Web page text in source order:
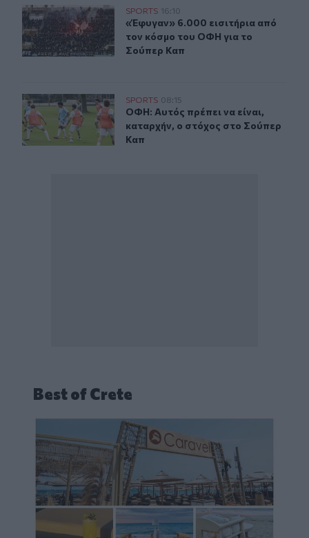
«Έφυγαν» 6.000 εισιτήρια από τον κόσμο του ΟΦΗ για
SPORTS 16:10
«Έφυγαν» 6.000 εισιτήρια από
«Έφυγαν» 6.000 εισιτήρια από
τον κόσμο του ΟΦΗ για το
Σούπερ Καπ
ΟΦΗ: Αυτός πρέπει να είναι, καταρχήν, ο στόχος στο
SPORTS 08:15
ΟΦΗ: Αυτός πρέπει να είναι,
ΟΦΗ: Αυτός πρέπει να είναι,
καταρχήν, ο στόχος στο Σούπερ
Καπ
Best of Crete